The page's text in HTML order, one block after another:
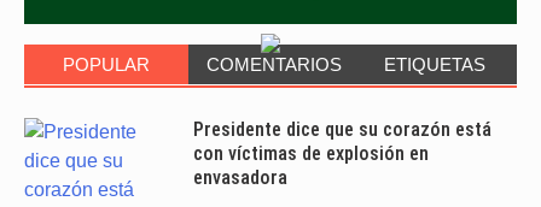
POPULAR COMENTARIOS ETIQUETAS
Presidente dice que su corazón está
con víctimas de explosión en
envasadora